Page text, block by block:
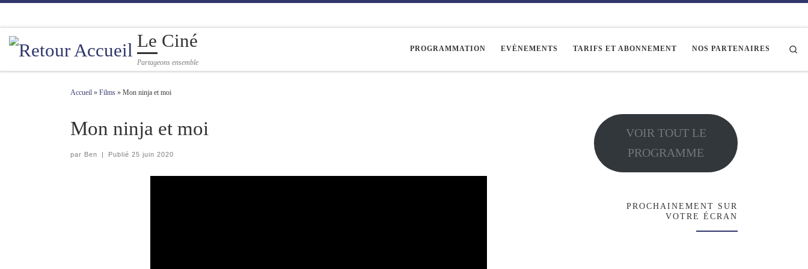
Le Ciné
Partageons ensemble
PROGRAMMATION EVÈNEMENTS TARIFS ET ABONNEMENT NOS PARTENAIRES
Accueil » Films » Mon ninja et moi
Mon ninja et moi
par Ben Publié 25 juin 2020
VOIR TOUT LE
PROGRAMME
PROCHAINEMENT SUR
VOTRE ÉCRAN